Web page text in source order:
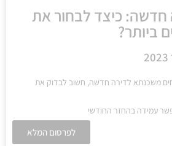
כיצד לבחור את
ביותר?
משכנתא לדירה חדשה, חשוב לבדוק את
עמידה בהחזר החודשי
לפרסום המלא